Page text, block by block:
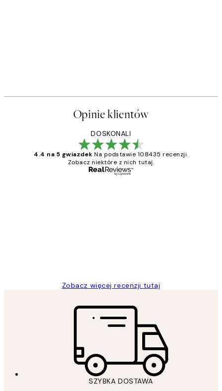
Opinie klientów
DOSKONALI
4.4 na 5 gwiazdek Na podstawie 108435 recenzji.
Zobacz niektóre z nich tutaj.
Zobacz więcej recenzji tutaj
SZYBKA DOSTAWA